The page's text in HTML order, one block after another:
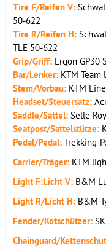
Tire F/Reifen V:
50-622
Tire R/Reifen H:
TLE 50-622
Grip/Griff: Ergon GP30
Bar/Lenker: KTM
Stem/Vorbau: KTM
Headset/Steuersatz:
Saddle/Sattel: Selle
Seatpost/Sattelstütze:
Pedal/Pedal: Trekking-
Carrier/Träger: KTM
Light F:Licht V: B&M
Light R/Licht H: B&M
Fender/Kotschützer:
Chainguard/